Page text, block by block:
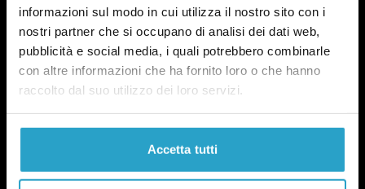
informazioni sul modo in cui utilizza il nostro sito con i
nostri partner che si occupano di analisi dei dati web,
pubblicità e social media, i quali potrebbero combinarle
con altre informazioni che ha fornito loro o che hanno
raccolto dal suo utilizzo dei loro servizi.
Accetta tutti